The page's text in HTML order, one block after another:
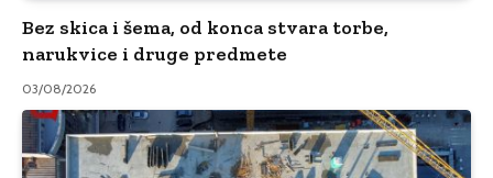
Bez skica i šema, od konca stvara torbe,
narukvice i druge predmete
03/08/2026